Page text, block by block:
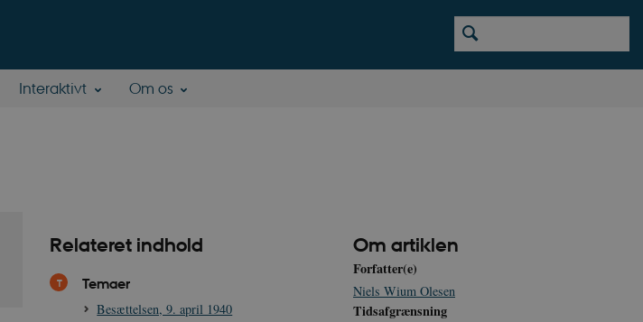
Interaktivt Om os
Relateret indhold
Temaer
Besættelsen, 9. april 1940
Om artiklen
Forfatter(e)
Niels Wium Olesen
Tidsafgrænsning